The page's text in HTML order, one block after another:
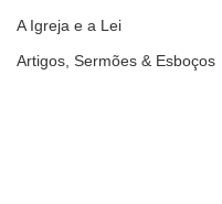
A Igreja e a Lei
Artigos, Sermões & Esboços